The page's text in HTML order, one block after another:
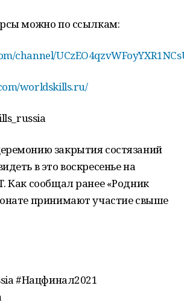
можно по ссылкам:
channel/
worldskills.ru/
закрытия состязаний
в это воскресенье на
Как сообщал ранее «Родник
принимают участие свыше
#Нацфинал2021